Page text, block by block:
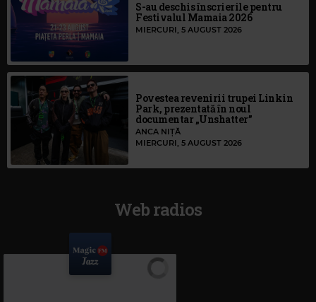
S-au deschis înscrierile pentru
Festivalul Mamaia 2026
MIERCURI, 5 AUGUST 2026
Povestea revenirii trupei Linkin
Park, prezentată în noul
documentar „Unshatter”
ANCA NIȚĂ
MIERCURI, 5 AUGUST 2026
Web radios